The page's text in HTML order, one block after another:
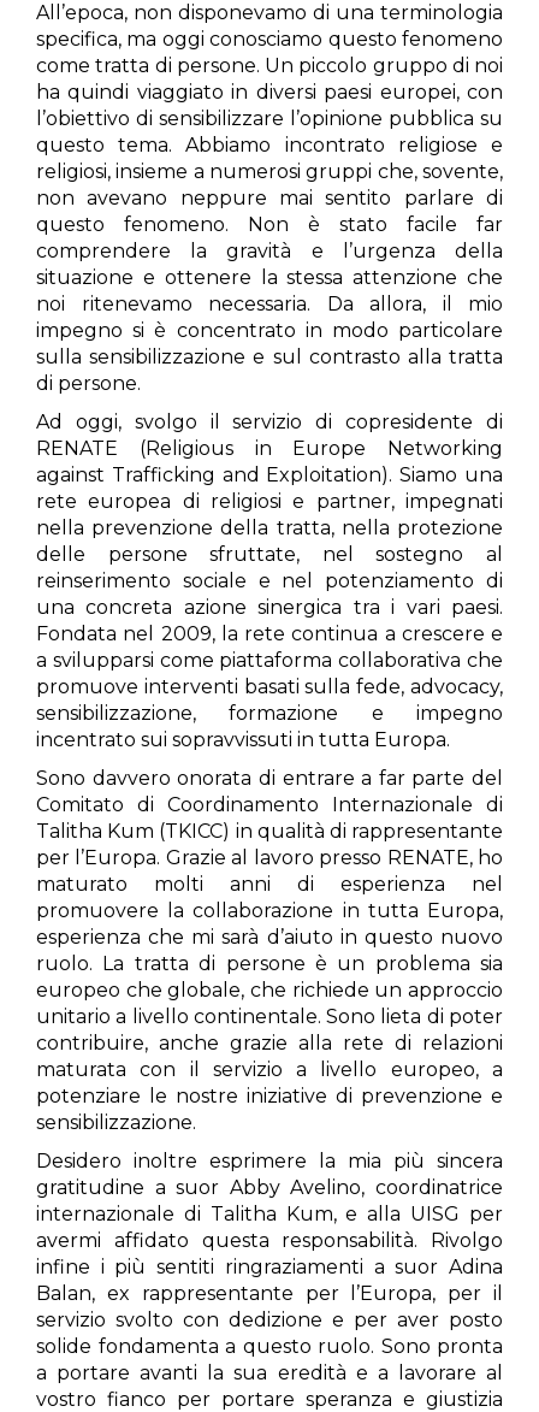
All’epoca, non disponevamo di una terminologia
specifica, ma oggi conosciamo questo fenomeno
come tratta di persone. Un piccolo gruppo di noi
ha quindi viaggiato in diversi paesi europei, con
l’obiettivo di sensibilizzare l’opinione pubblica su
questo tema. Abbiamo incontrato religiose e
religiosi, insieme a numerosi gruppi che, sovente,
non avevano neppure mai sentito parlare di
questo fenomeno. Non è stato facile far
comprendere la gravità e l’urgenza della
situazione e ottenere la stessa attenzione che
noi ritenevamo necessaria. Da allora, il mio
impegno si è concentrato in modo particolare
sulla sensibilizzazione e sul contrasto alla tratta
di persone.
Ad oggi, svolgo il servizio di copresidente di
RENATE (Religious in Europe Networking
against Trafficking and Exploitation). Siamo una
rete europea di religiosi e partner, impegnati
nella prevenzione della tratta, nella protezione
delle persone sfruttate, nel sostegno al
reinserimento sociale e nel potenziamento di
una concreta azione sinergica tra i vari paesi.
Fondata nel 2009, la rete continua a crescere e
a svilupparsi come piattaforma collaborativa che
promuove interventi basati sulla fede, advocacy,
sensibilizzazione, formazione e impegno
incentrato sui sopravvissuti in tutta Europa.
Sono davvero onorata di entrare a far parte del
Comitato di Coordinamento Internazionale di
Talitha Kum (TKICC) in qualità di rappresentante
per l’Europa. Grazie al lavoro presso RENATE, ho
maturato molti anni di esperienza nel
promuovere la collaborazione in tutta Europa,
esperienza che mi sarà d’aiuto in questo nuovo
ruolo. La tratta di persone è un problema sia
europeo che globale, che richiede un approccio
unitario a livello continentale. Sono lieta di poter
contribuire, anche grazie alla rete di relazioni
maturata con il servizio a livello europeo, a
potenziare le nostre iniziative di prevenzione e
sensibilizzazione.
Desidero inoltre esprimere la mia più sincera
gratitudine a suor Abby Avelino, coordinatrice
internazionale di Talitha Kum, e alla UISG per
avermi affidato questa responsabilità. Rivolgo
infine i più sentiti ringraziamenti a suor Adina
Balan, ex rappresentante per l’Europa, per il
servizio svolto con dedizione e per aver posto
solide fondamenta a questo ruolo. Sono pronta
a portare avanti la sua eredità e a lavorare al
vostro fianco per portare speranza e giustizia